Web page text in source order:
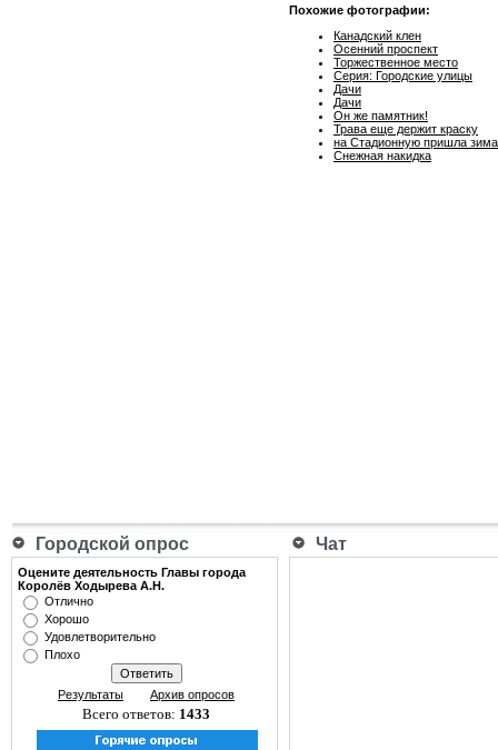
Похожие фотографии:
Канадский клен
Осенний проспект
Торжественное место
Серия: Городские улицы
Дачи
Дачи
Он же памятник!
Трава еще держит краску
на Стадионную пришла зима
Снежная накидка
Городской опрос Чат
Оцените деятельность Главы города
Королёв Ходырева А.Н.
Отлично
Хорошо
Удовлетворительно
Плохо
Результаты Архив опросов
Всего ответов: 1433